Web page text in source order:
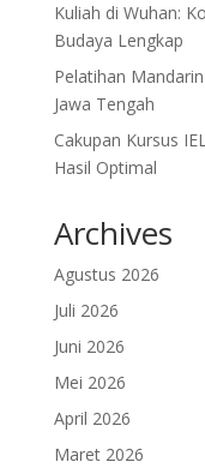
Kuliah di Wuhan:
Budaya Lengkap
Pelatihan
Jawa Tengah
Cakupan Kursus
Hasil Optimal
Archives
Agustus 2026
Juli 2026
Juni 2026
Mei 2026
April 2026
Maret 2026